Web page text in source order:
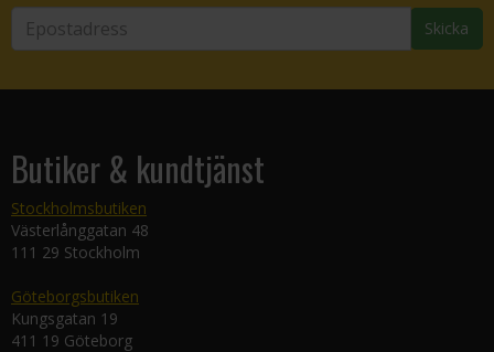
Skicka
Butiker & kundtjänst
Stockholmsbutiken
Västerlånggatan 48
111 29 Stockholm
Göteborgsbutiken
Kungsgatan 19
411 19 Göteborg